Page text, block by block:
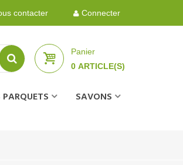
contacter Connecter
Panier
0 ARTICLE(S)
SAVONS